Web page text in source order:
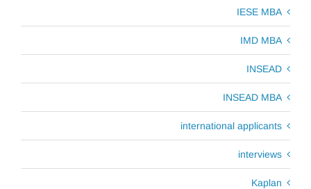
IESE MBA
IMD MBA
INSEAD
INSEAD MBA
international applicants
interviews
Kaplan